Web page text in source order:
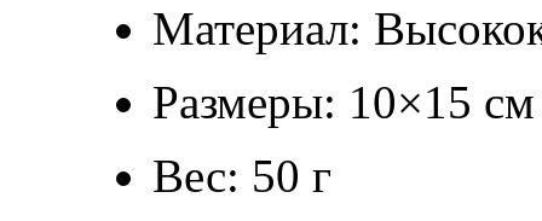
Материал:
Размеры: 10×15 см
Вес: 50 г